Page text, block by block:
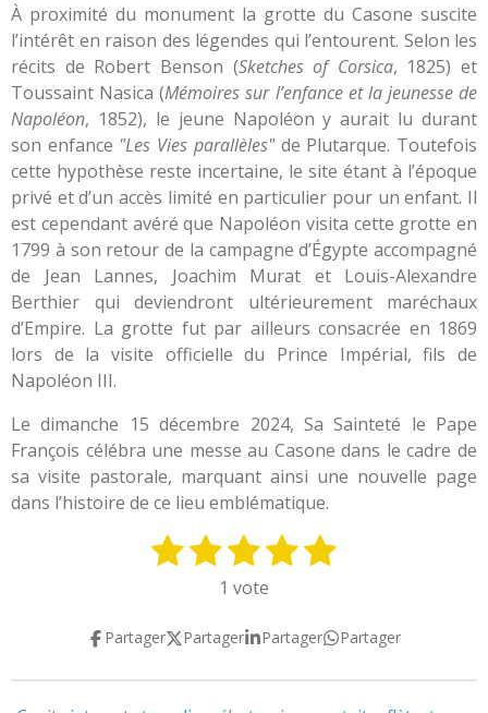
À proximité du monument la grotte du Casone suscite
l’intérêt en raison des légendes qui l’entourent. Selon les
récits de Robert Benson (Sketches of Corsica, 1825) et
Toussaint Nasica (Mémoires sur l’enfance et la jeunesse de
Napoléon, 1852), le jeune Napoléon y aurait lu durant
son enfance "Les Vies parallèles"de Plutarque. Toutefois
cette hypothèse reste incertaine, le site étant à l’époque
privé et d’un accès limité en particulier pour un enfant. Il
est cependant avéré que Napoléon visita cette grotte en
1799 à son retour de la campagne d’Égypte accompagné
de Jean Lannes, Joachim Murat et Louis-Alexandre
Berthier qui deviendront ultérieurement maréchaux
d’Empire. La grotte fut par ailleurs consacrée en 1869
lors de la visite officielle du Prince Impérial, fils de
Napoléon III.
Le dimanche 15 décembre 2024, Sa Sainteté le Pape
François célébra une messe au Casone dans le cadre de
sa visite pastorale, marquant ainsi une nouvelle page
dans l’histoire de ce lieu emblématique.
a
1
o
i
2
o
i
3
é
o
i
4
é
o
i
5
o
i
y
r
1 vote
Partager Partager Partager Partager